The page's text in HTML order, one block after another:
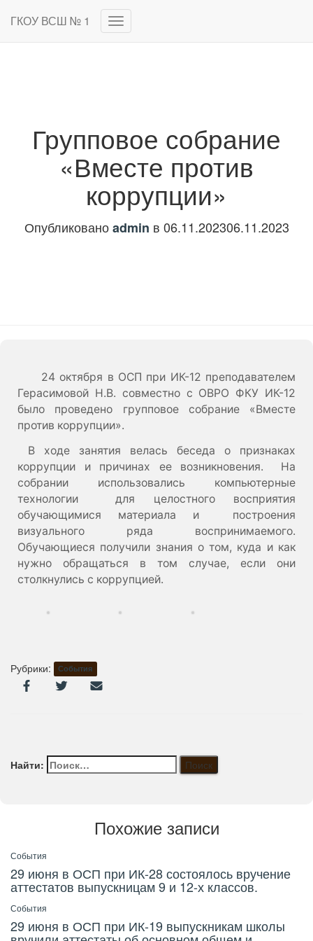
ГКОУ ВСШ № 1
Переключить
навигацию
Групповое собрание
«Вместе против
коррупции»
Опубликованоadmin в 06.11.202306.11.2023
24 октября в ОСП при ИК-12 преподавателем
Герасимовой Н.В. совместно с ОВРО ФКУ ИК-12
было проведено групповое собрание «Вместе
против коррупции».
В ходе занятия велась беседа о признаках
коррупции и причинах ее возникновения. На
собрании использовались компьютерные
технологии для целостного восприятия
обучающимися материала и построения
визуального ряда воспринимаемого.
Обучающиеся получили знания о том, куда и как
нужно обращаться в том случае, если они
столкнулись с коррупцией.
Рубрики: События
Найти:
Похожие записи
События
29 июня в ОСП при ИК-28 состоялось вручение
аттестатов выпускницам 9 и 12-х классов.
События
29 июня в ОСП при ИК-19 выпускникам школы